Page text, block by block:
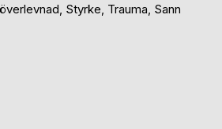
Styrke, Trauma, Sann